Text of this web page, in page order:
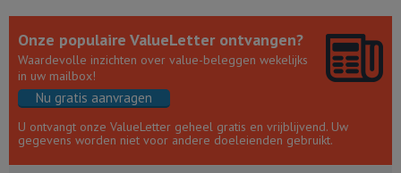
Onze populaire ValueLetter ontvangen?
Waardevolle inzichten over value-beleggen wekelijks
in uw mailbox!
Nu gratis aanvragen
U ontvangt onze ValueLetter geheel gratis en vrijblijvend. Uw
gegevens worden niet voor andere doeleienden gebruikt.